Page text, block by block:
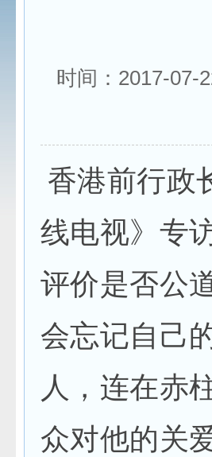
时间：2017-07-
香港前行政
线电视》专
评价是否公
会忘记自己
人，连在赤
众对他的关